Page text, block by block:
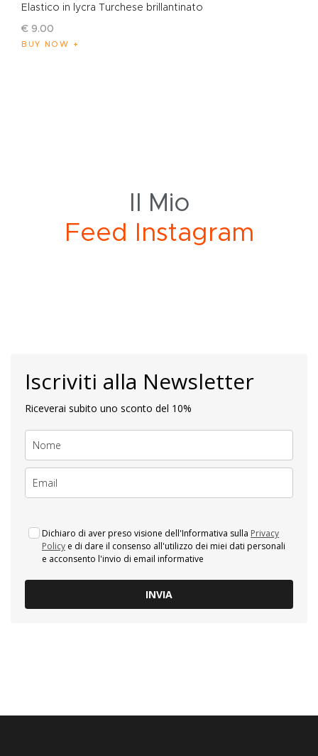
Elastico in lycra Turchese brillantinato
€ 9.00
BUY NOW
Il Mio
Fe e Instagram
Iscriviti alla Newsletter
Riceverai subito uno sconto del 10%
Dichiaro di aver preso visione dell'Informativa sulla Privacy
Policy e di dare il consenso all'utilizzo dei miei dati personali
e acconsento l'invio di email informative
INVIA